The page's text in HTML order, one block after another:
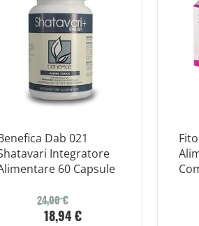
Dab 021
Integratore
60 Capsule
24,00 €
18,94 €